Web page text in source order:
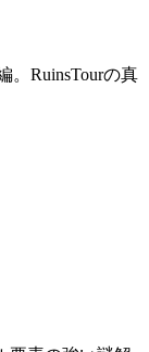
。RuinsTourの真